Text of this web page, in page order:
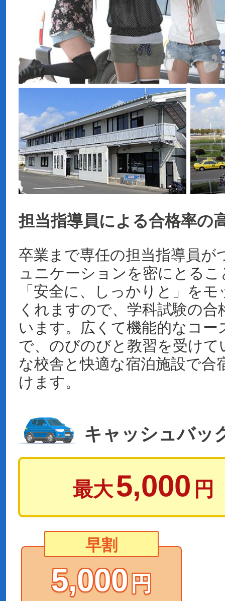
担当指導員による合格率の
卒業まで専任の担当指導員が
ュニケーションを密にとる
「安全に、しっかりと」を
くれますので、学科試験の
います。広くて機能的なコ
で、のびのびと教習を受け
な校舎と快適な宿泊施設で合
けます。
キャッシュバッ
最大5,000 円
早割
5,000 円